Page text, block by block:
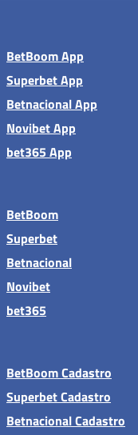
BetBoom App
Superbet App
Betnacional App
Novibet App
bet365 App
BetBoom
Superbet
Betnacional
Novibet
bet365
BetBoom Cadastro
Superbet Cadastro
Betnacional Cadastro